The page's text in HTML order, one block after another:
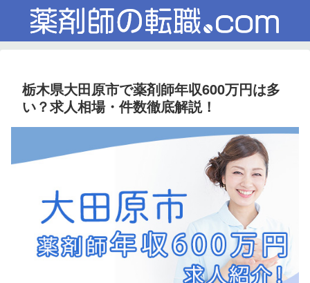
栃木県大田原市で薬剤師年収600万円は多
い？求人相場・件数徹底解説！